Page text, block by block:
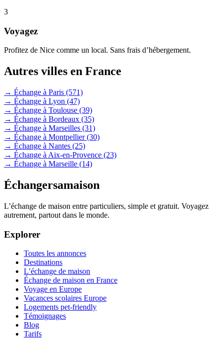
3
Voyagez
Profitez de Nice comme un local. Sans frais d’hébergement.
Autres villes en France
→ Échange à Paris (571)
→ Échange à Lyon (47)
→ Échange à Toulouse (39)
→ Échange à Bordeaux (35)
→ Échange à Marseilles (31)
→ Échange à Montpellier(30)
→ Échange à Nantes (25)
→ Échange à Aix-en-Provence (23)
→ Échange à Marseille (14)
Échangersamaison
L’échange de maison entre particuliers, simple et gratuit. Voyagez
autrement, partout dans le monde.
Explorer
Toutes les annonces
Destinations
L’échange de maison
Échange de maison en France
Voyage en Europe
Vacances scolaires Europe
Logements pet-friendly
Témoignages
Blog
Tarifs